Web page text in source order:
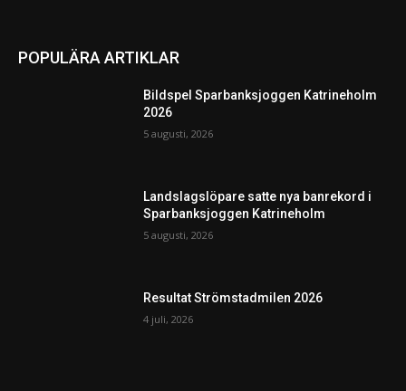
POPULÄRA ARTIKLAR
Bildspel Sparbanksjoggen Katrineholm
2026
5 augusti, 2026
Landslagslöpare satte nya banrekord i
Sparbanksjoggen Katrineholm
5 augusti, 2026
Resultat Strömstadmilen 2026
4 juli, 2026